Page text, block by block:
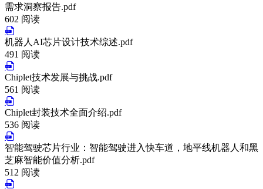
需求洞察报告.pdf
602 阅读
机器人AI芯片设计技术综述.pdf
491 阅读
Chiplet技术发展与挑战.pdf
561 阅读
Chiplet封装技术全面介绍.pdf
536 阅读
智能驾驶芯片行业：智能驾驶进入快车道，地平线机器人和黑
芝麻智能价值分析.pdf
512 阅读